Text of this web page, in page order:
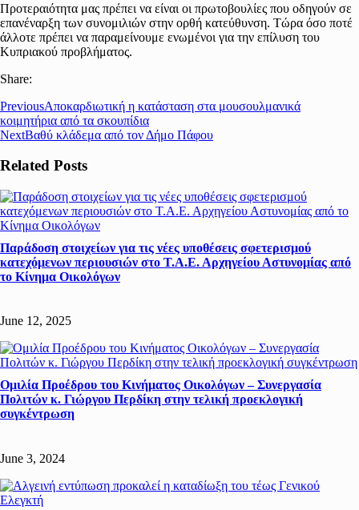
Προτεραιότητα μας πρέπει να είναι οι πρωτοβουλίες που οδηγούν σε
επανέναρξη των συνομιλιών στην ορθή κατεύθυνση. Τώρα όσο ποτέ
άλλοτε πρέπει να παραμείνουμε ενωμένοι για την επίλυση του
Κυπριακού προβλήματος.
Share:
PreviousΑποκαρδιωτική η κατάσταση στα μουσουλμανικά
κοιμητήρια από τα σκουπίδια
NextΒαθύ κλάδεμα από τον Δήμο Πάφου
Related Posts
Παράδοση στοιχείων για τις νέες υποθέσεις σφετερισμού
κατεχόμενων περιουσιών στο Τ.Α.Ε. Αρχηγείου Αστυνομίας από
το Κίνημα Οικολόγων
June 12, 2025
Ομιλία Προέδρου του Κινήματος Οικολόγων – Συνεργασία
Πολιτών κ. Γιώργου Περδίκη στην τελική προεκλογική
συγκέντρωση
June 3, 2024